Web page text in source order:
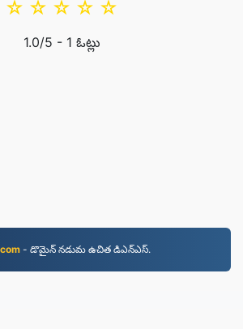
☆
☆
☆
☆
☆
1.0/5 - 1 ఓట్లు
- డొమైన్‌ నడుమ ఉచిత డిఎన్‌ఎస్‌.